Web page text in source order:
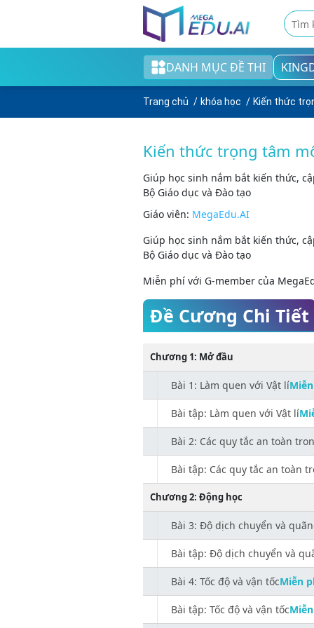
DANH MỤC ĐỀ THI
Khối tiểu học
Khối THCS
Khối THPT
Đề thi tốt nghiệp THPT
English test
Cao đẳng/Đại học
Thi ngân hàng
Công chức, viên chức
Trang chủ khóa học Kiến thức
Kiến thức trọng tâm
Giúp học sinh nắm bắt kiến thức,
Bộ Giáo dục và Đào tạo
Giáo viên: MegaEdu.AI
Giúp học sinh nắm bắt kiến thức,
Bộ Giáo dục và Đào tạo
Miễn phí với G-member của
Đề Cương Chi Tiết
Chương 1: Mở đầu
Bài 1: Làm quen với Vật lí
Bài tập: Làm quen với Vật lí
Bài 2: Các quy tắc an toàn
Bài tập: Các quy tắc an toàn
Chương 2: Động học
Bài 3: Độ dịch chuyển và
Bài tập: Độ dịch chuyển và
Bài 4: Tốc độ và vận tốcMiễn
Bài tập: Tốc độ và vận tốc